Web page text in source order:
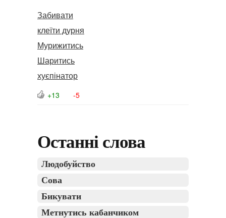
Забивати
клеїти дурня
Мурижитись
Шаритись
хуєпінатор
+13 -5
Останні слова
Людобуйство
Сова
Бикувати
Метнутись кабанчиком